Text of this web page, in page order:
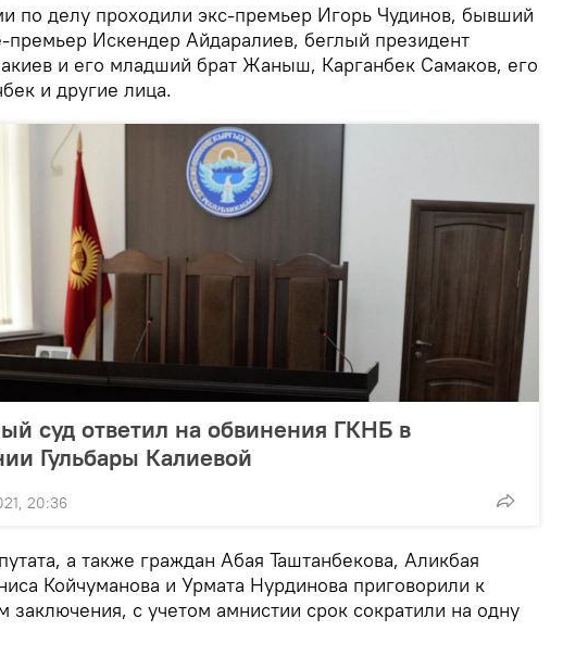
по делу проходили экс-премьер Игорь Чудинов, бывший
премьер Искендер Айдаралиев, беглый президент
и его младший брат Жаныш, Карганбек Самаков, его
и другие лица.
суд ответил на обвинения ГКНБ в
Гульбары Калиевой
20:36
а также граждан Абая Таштанбекова, Аликбая
Койчуманова и Урмата Нурдинова приговорили к
заключения, с учетом амнистии срок сократили на одну